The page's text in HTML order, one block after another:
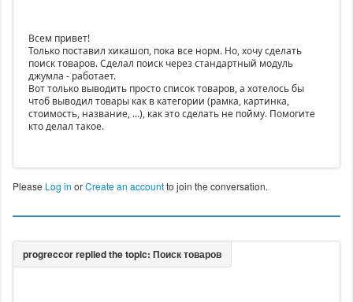
Всем привет!
Только поставил хикашоп, пока все норм. Но, хочу сделать
поиск товаров. Сделал поиск через стандартный модуль
джумла - работает.
Вот только выводить просто список товаров, а хотелось бы
чтоб выводил товары как в категории (рамка, картинка,
стоимость, название, ...), как это сделать не пойму. Помогите
кто делал такое.
Please Log in orCreate an accountto join the conversation.